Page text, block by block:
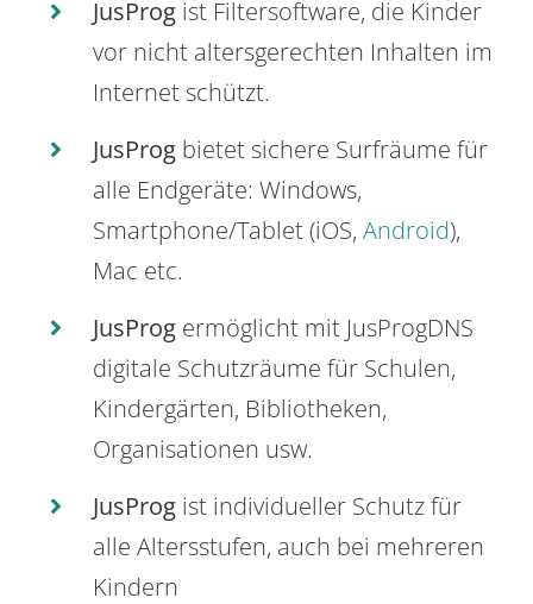
JusProg ist Filtersoftware, die Kinder
vor nicht altersgerechten Inhalten im
Internet schützt.
JusProg bietet sichere Surfräume für
alle Endgeräte: Windows,
Smartphone/Tablet (iOS, Android),
Mac etc.
JusProg ermöglicht mit JusProgDNS
digitale Schutzräume für Schulen,
Kindergärten, Bibliotheken,
Organisationen usw.
JusProg ist individueller Schutz für
alle Altersstufen, auch bei mehreren
Kindern